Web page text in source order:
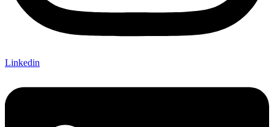
Linkedin